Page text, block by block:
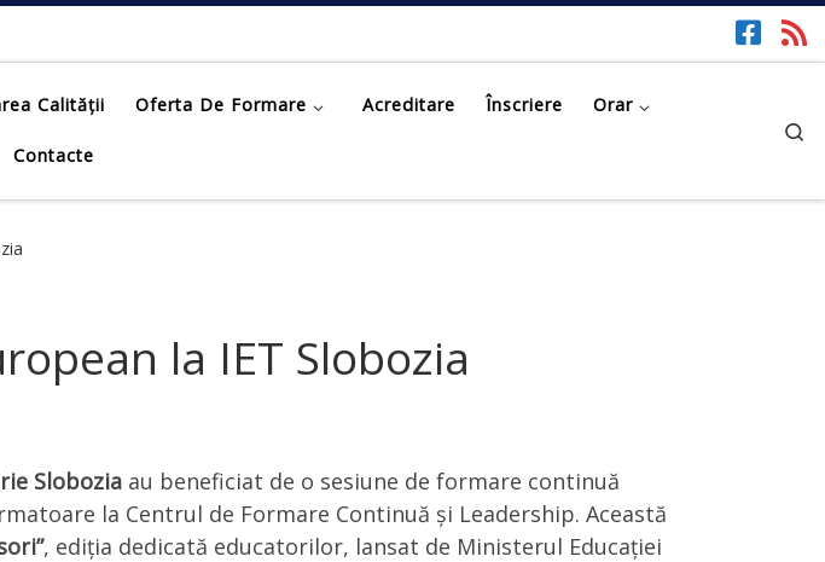
Calității Oferta De Formare Acreditare Înscriere Orar
Contacte
la IET Slobozia
Slobozia au beneficiat de o sesiune de formare continuă
la Centrul de Formare Continuă și Leadership. Această
, ediția dedicată educatorilor, lansat de Ministerul Educației